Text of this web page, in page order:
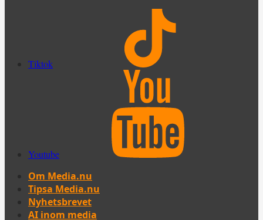
Tiktok
Youtube
Om Media.nu
Tipsa Media.nu
Nyhetsbrevet
AI inom media